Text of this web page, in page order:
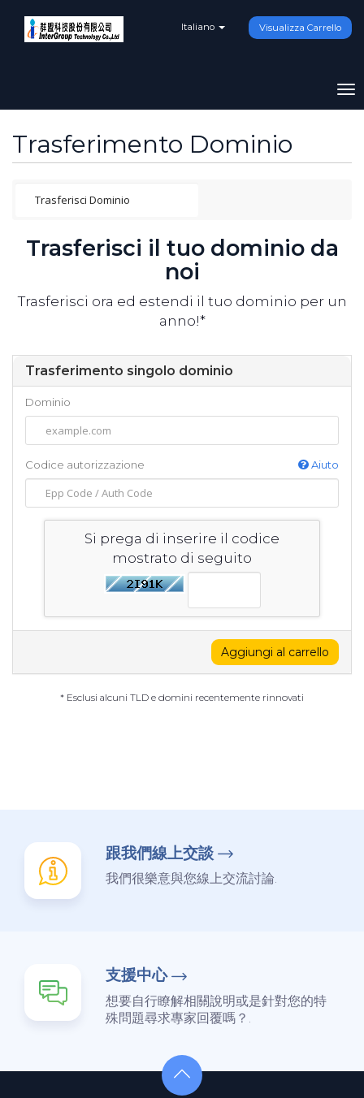
Italiano Visualizza Carrello
Trasferimento Dominio
Trasferisci il tuo dominio da
noi
Trasferisci ora ed estendi il tuo dominio per un
anno!*
Trasferimento singolo dominio
Dominio
Codice autorizzazione Aiuto
Si prega di inserire il codice
mostrato di seguito
Aggiungi al carrello
* Esclusi alcuni TLD e domini recentemente rinnovati
跟我們線上交談
我們很樂意與您線上交流討論.
支援中心
想要自行瞭解相關說明或是針對您的特
殊問題尋求專家回覆嗎？.